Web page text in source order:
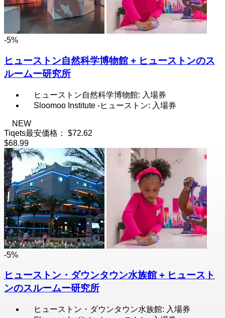
-5%
ヒューストン自然科学博物館 + ヒューストンのス
ルームー研究所
ヒューストン自然科学博物館: 入場券
Sloomoo Institute -ヒューストン: 入場券
NEW
Tiqets最安価格：
$72.62
$68.99
-5%
ヒューストン・ダウンタウン水族館 + ヒュースト
ンのスルームー研究所
ヒューストン・ダウンタウン水族館: 入場券